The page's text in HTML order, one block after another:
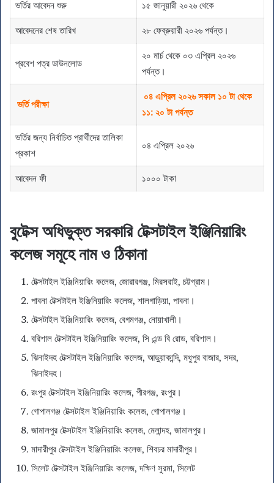
ভর্তির আবেদন শুরু ১৫ জানুয়ারী ২০২৬ থেকে
আবেদনের শেষ তারিখ ২৮ ফেব্রুয়ারী ২০২৬ পর্যন্ত।
প্রবেশ পত্র ডাউনলোড
২০ মার্চ থেকে ০৩ এপ্রিল ২০২৬
পর্যন্ত।
ভর্তি পরীক্ষা
০৪ এপ্রিল ২০২৬ সকাল ১০ টা থেকে
১১: ২০ টা পর্যন্ত
ভর্তির জন্য নির্বাচিত প্রার্থীদের তালিকা
প্রকাশ
০৪ এপ্রিল ২০২৬
আবেদন ফী ১০০০ টাকা
বুটেক্স অধিভুক্ত সরকারি টেক্সটাইল ইঞ্জিনিয়ারিং
কলেজ সমূহে নাম ও ঠিকানা
টেক্সটাইল ইঞ্জিনিয়ারিং কলেজ, জোরারগঞ্জ, মিরসরাই, চট্টগ্রাম।
পাবনা টেক্সটাইল ইঞ্জিনিয়ারিং কলেজ, শালগাড়িয়া, পাবনা।
টেক্সটাইল ইঞ্জিনিয়ারিং কলেজ, বেগমগঞ্জ, নোয়াখালী।
বরিশাল টেক্সটাইল ইঞ্জিনিয়ারিং কলেজ, সি এন্ড বি রোড, বরিশাল।
ঝিনাইদহ টেক্সটাইল ইঞ্জিনিয়ারিং কলেজ, আড়ুয়াকান্দি, মধুপুর বাজার, সদর,
ঝিনাইদহ।
রংপুর টেক্সটাইল ইঞ্জিনিয়ারিং কলেজ, পীরগঞ্জ, রংপুর।
গোপালগঞ্জ টেক্সটাইল ইঞ্জিনিয়ারিং কলেজ, গোপালগঞ্জ।
জামালপুর টেক্সটাইল ইঞ্জিনিয়ারিং কলেজ, মেলান্দহ, জামালপুর।
মাদারীপুর টেক্সটাইল ইঞ্জিনিয়ারিং কলেজ, শিবচর মাদারীপুর।
সিলেট টেক্সটাইল ইঞ্জিনিয়ারিং কলেজ, দক্ষিণ সুরমা, সিলেট